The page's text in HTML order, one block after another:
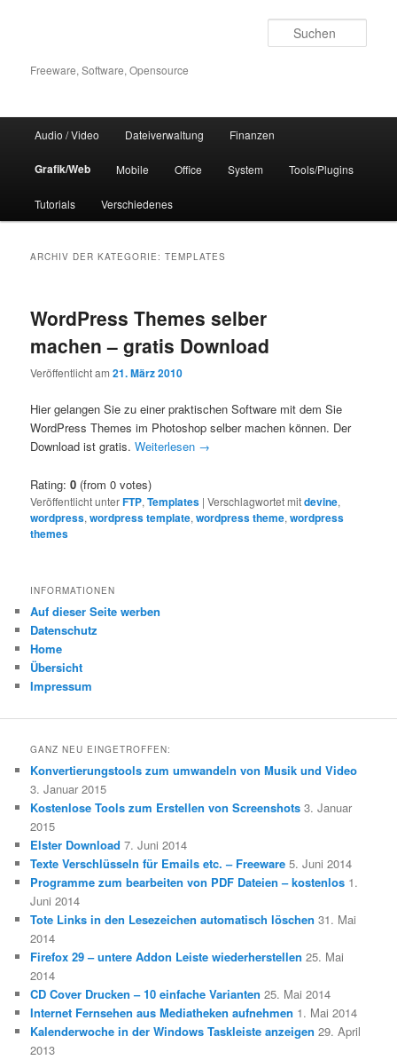
wechselnFreeware, Software, Opensource
Audio / Video Dateiverwaltung Finanzen
Grafik/Web Mobile Office System Tools/Plugins
Tutorials Verschiedenes
ARCHIV DER KATEGORIE:TEMPLATES
WordPress Themes selber
machen – gratis Download
Veröffentlicht am21. März 2010
Hier gelangen Sie zu einer praktischen Software mit dem Sie
WordPress Themes im Photoshop selber machen können. Der
Download ist gratis.Weiterlesen →
Rating:0 (from 0 votes)
Veröffentlicht unterFTP,Templates |Verschlagwortet mitdevine,
wordpress,wordpress template,wordpress theme,wordpress
themes
INFORMATIONEN
Auf dieser Seite werben
Datenschutz
Home
Übersicht
Impressum
GANZ NEU EINGETROFFEN:
Konvertierungstools zum umwandeln von Musik und Video
3. Januar 2015
Kostenlose Tools zum Erstellen von Screenshots 3. Januar
2015
Elster Download 7. Juni 2014
Texte Verschlüsseln für Emails etc. – Freeware 5. Juni 2014
Programme zum bearbeiten von PDF Dateien – kostenlos 1.
Juni 2014
Tote Links in den Lesezeichen automatisch löschen 31. Mai
2014
Firefox 29 – untere Addon Leiste wiederherstellen 25. Mai
2014
CD Cover Drucken – 10 einfache Varianten 25. Mai 2014
Internet Fernsehen aus Mediatheken aufnehmen 1. Mai 2014
Kalenderwoche in der Windows Taskleiste anzeigen 29. April
2013